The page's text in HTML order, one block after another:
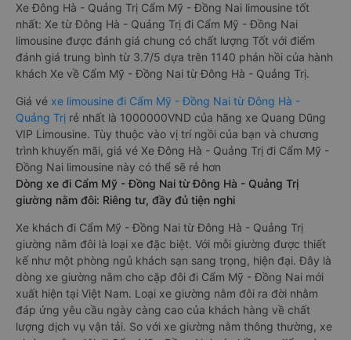
Xe Đông Hà - Quảng Trị Cẩm Mỹ - Đồng Nai limousine tốt
nhất: Xe từ Đông Hà - Quảng Trị đi Cẩm Mỹ - Đồng Nai
limousine được đánh giá chung có chất lượng Tốt với điểm
đánh giá trung bình từ 3.7/5 dựa trên 1140 phản hồi của hành
khách Xe về Cẩm Mỹ - Đồng Nai từ Đông Hà - Quảng Trị.
Giá vé xe limousine đi Cẩm Mỹ - Đồng Nai từ Đông Hà -
Quảng Trị rẻ nhất là 1000000VND của hãng xe Quang Dũng
VIP Limousine. Tùy thuộc vào vị trí ngồi của bạn và chương
trình khuyến mãi, giá vé Xe Đông Hà - Quảng Trị đi Cẩm Mỹ -
Đồng Nai limousine này có thể sẽ rẻ hơn
Dòng xe đi Cẩm Mỹ - Đồng Nai từ Đông Hà - Quảng Trị
giường nằm đôi: Riêng tư, đầy đủ tiện nghi
Xe khách đi Cẩm Mỹ - Đồng Nai từ Đông Hà - Quảng Trị
giường nằm đôi là loại xe đặc biệt. Với mỗi giường được thiết
kế như một phòng ngủ khách sạn sang trọng, hiện đại. Đây là
dòng xe giường nằm cho cặp đôi đi Cẩm Mỹ - Đồng Nai mới
xuất hiện tại Việt Nam. Loại xe giường nằm đôi ra đời nhằm
đáp ứng yêu cầu ngày càng cao của khách hàng về chất
lượng dịch vụ vận tải. So với xe giường nằm thông thường, xe